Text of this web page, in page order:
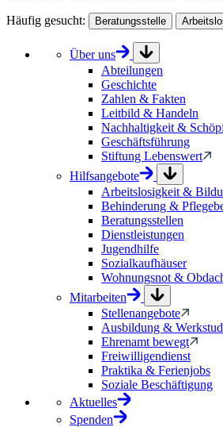
Häufig gesucht: Beratungsstelle
Über uns
Abteilungen
Geschichte
Zahlen & Fakten
Leitbild & Handeln
Nachhaltigkeit &
Geschäftsführung
Stiftung Lebenswert
Hilfsangebote
Arbeitslosigkeit &
Behinderung &
Beratungsstellen
Dienstleistungen
Jugendhilfe
Sozialkaufhäuser
Wohnungsnot &
Mitarbeiten
Stellenangebote
Ausbildung &
Ehrenamt bewegt
Freiwilligendienst
Praktika & Ferienjobs
Soziale Beschäftigung
Aktuelles
Spenden